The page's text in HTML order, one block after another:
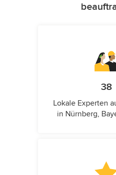
38
Lokale Experten
in Nürnberg,